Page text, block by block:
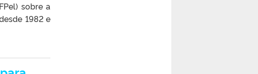
sobre a
1982 e